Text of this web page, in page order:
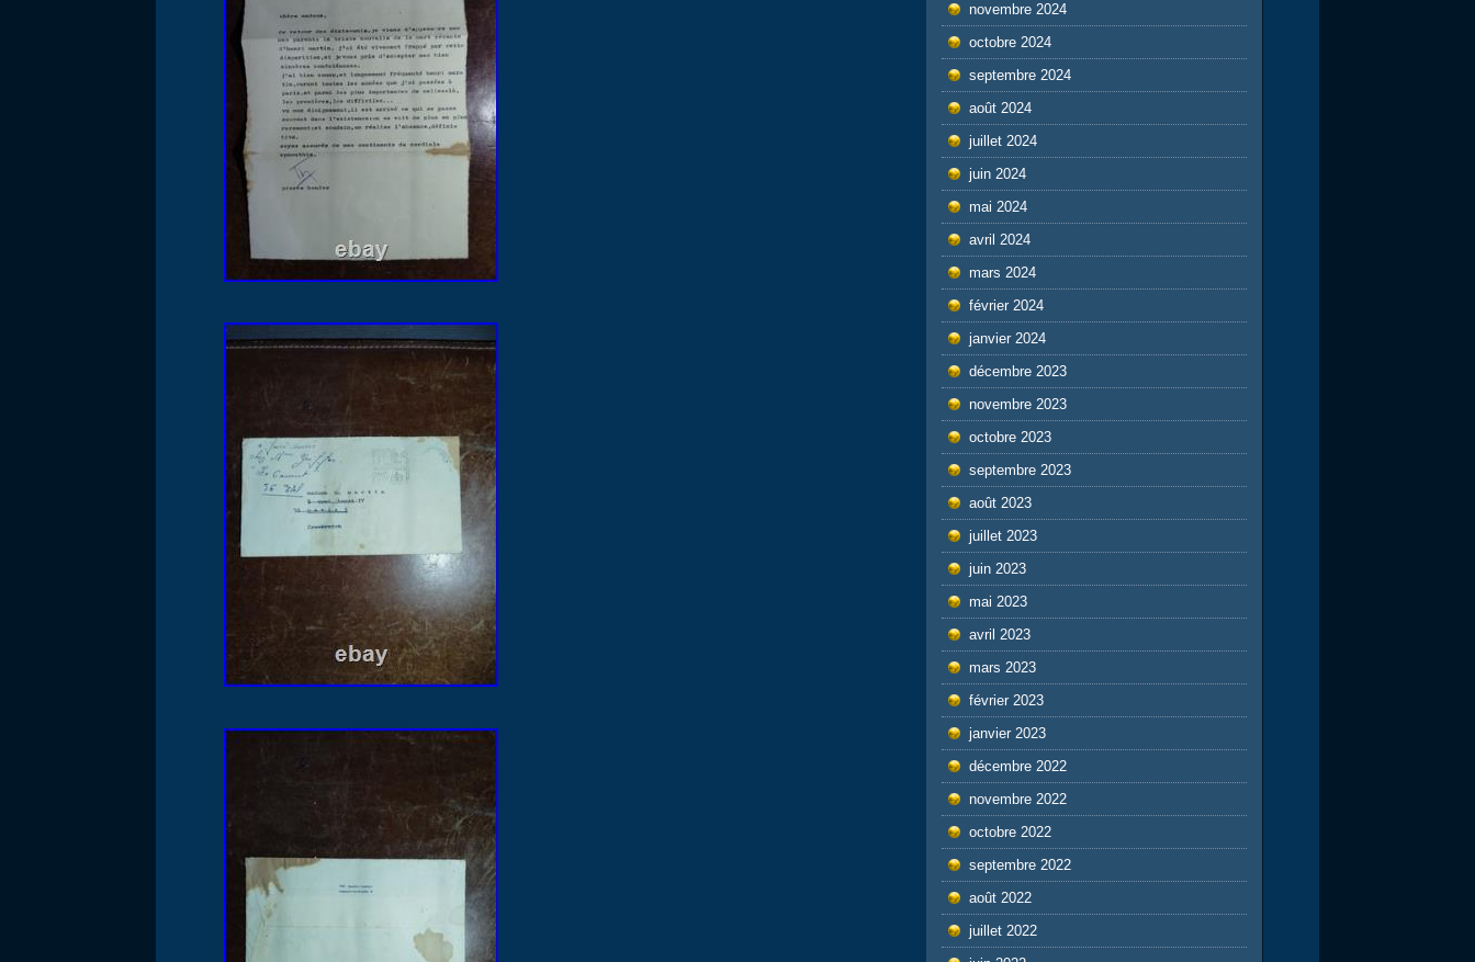
novembre 2024
octobre 2024
septembre 2024
août 2024
juillet 2024
juin 2024
mai 2024
avril 2024
mars 2024
février 2024
janvier 2024
décembre 2023
novembre 2023
octobre 2023
septembre 2023
août 2023
juillet 2023
juin 2023
mai 2023
avril 2023
mars 2023
février 2023
janvier 2023
décembre 2022
novembre 2022
octobre 2022
septembre 2022
août 2022
juillet 2022